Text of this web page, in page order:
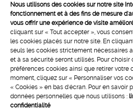
Privacy and cookie policy
Nous utilisons des cookies sur notre site
fonctionnement et à des fins de mesure
vous offrir une expérience de visite
cliquant sur « Tout accepter », vous
les cookies placés sur notre site. En
seuls les cookies strictement nécessaires
et à sa sécurité seront utilisés. Pour choisir
préférences cookies ainsi que retirer votre
moment, cliquez sur « Personnaliser vos
« Cookies » en bas d'écran. Pour en savoir
données personnelles que nous utilisons :
confidentialité